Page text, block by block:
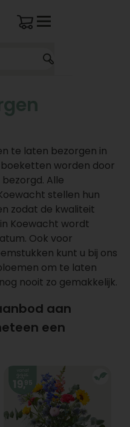
te laten bezorgen in
worden door
Alle
stellen hun
zodat de kwaliteit
Koewacht wordt
Ook voor
kunt u bij ons
om te laten
nooit zo gemakkelijk.
aan
een